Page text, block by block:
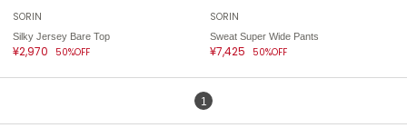
COLE HAAN
コンバース
SORIN
Silky Jersey Bare Top
¥2,970 50%OFF
SORIN
Sweat Super Wide Pants
¥7,425 50%OFF
1